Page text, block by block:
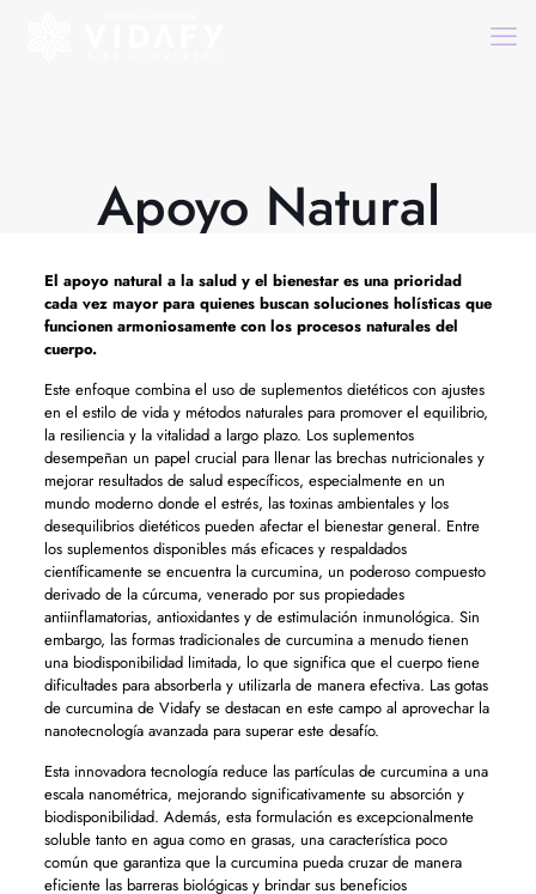
Apoyo Natural
El apoyo natural a la salud y el bienestar es una prioridad
cada vez mayor para quienes buscan soluciones holísticas que
funcionen armoniosamente con los procesos naturales del
cuerpo.
Este enfoque combina el uso de suplementos dietéticos con ajustes
en el estilo de vida y métodos naturales para promover el equilibrio,
la resiliencia y la vitalidad a largo plazo. Los suplementos
desempeñan un papel crucial para llenar las brechas nutricionales y
mejorar resultados de salud específicos, especialmente en un
mundo moderno donde el estrés, las toxinas ambientales y los
desequilibrios dietéticos pueden afectar el bienestar general. Entre
los suplementos disponibles más eficaces y respaldados
científicamente se encuentra la curcumina, un poderoso compuesto
derivado de la cúrcuma, venerado por sus propiedades
antiinflamatorias, antioxidantes y de estimulación inmunológica. Sin
embargo, las formas tradicionales de curcumina a menudo tienen
una biodisponibilidad limitada, lo que significa que el cuerpo tiene
dificultades para absorberla y utilizarla de manera efectiva. Las gotas
de curcumina de Vidafy se destacan en este campo al aprovechar la
nanotecnología avanzada para superar este desafío.
Esta innovadora tecnología reduce las partículas de curcumina a una
escala nanométrica, mejorando significativamente su absorción y
biodisponibilidad. Además, esta formulación es excepcionalmente
soluble tanto en agua como en grasas, una característica poco
común que garantiza que la curcumina pueda cruzar de manera
eficiente las barreras biológicas y brindar sus beneficios